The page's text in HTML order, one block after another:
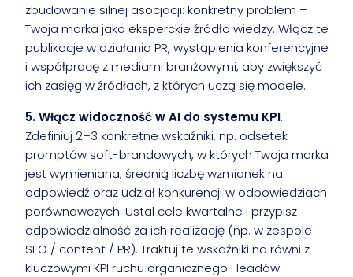
zbudowanie silnej asocjacji: konkretny problem –
Twoja marka jako eksperckie źródło wiedzy. Włącz te
publikacje w działania PR, wystąpienia konferencyjne
i współpracę z mediami branżowymi, aby zwiększyć
ich zasięg w źródłach, z których uczą się modele.
5. Włącz widoczność w AI do systemu KPI.
Zdefiniuj 2–3 konkretne wskaźniki, np. odsetek
promptów soft-brandowych, w których Twoja marka
jest wymieniana, średnią liczbę wzmianek na
odpowiedź oraz udział konkurencji w odpowiedziach
porównawczych. Ustal cele kwartalne i przypisz
odpowiedzialność za ich realizację (np. w zespole
SEO / content / PR). Traktuj te wskaźniki na równi z
kluczowymi KPI ruchu organicznego i leadów.